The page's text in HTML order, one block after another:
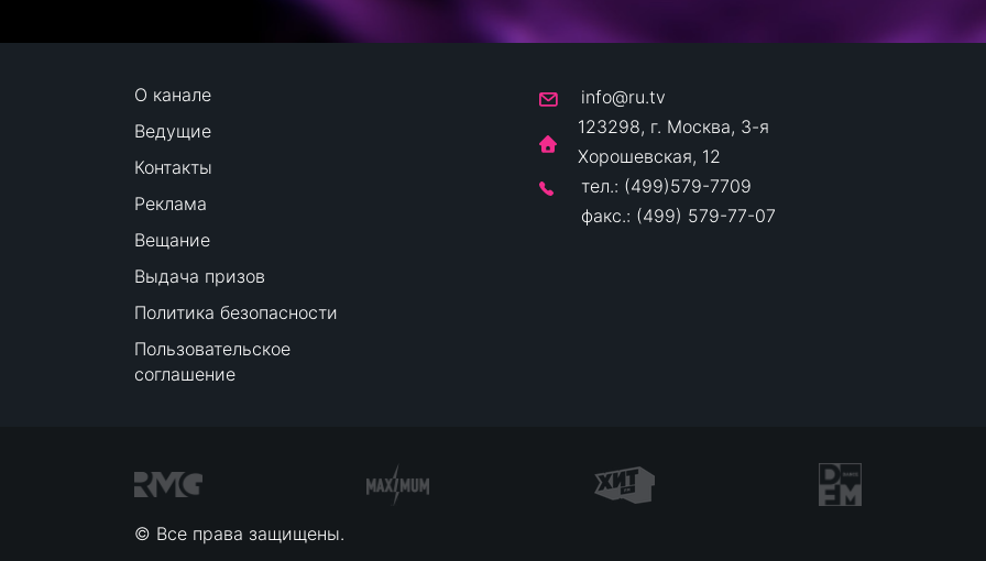
О канале
Ведущие
Контакты
Реклама
Вещание
Выдача призов
Политика безопасности
Пользовательское
соглашение
info@ru.tv
123298, г. Москва, 3-я
Хорошевская, 12
тел.: (499)579-7709
факс.: (499) 579-77-07
© Все права защищены.